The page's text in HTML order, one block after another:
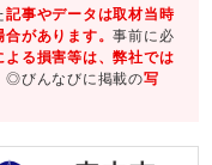
記事やデータは取材当時
合があります。事前に必
よる損害等は、弊社では
◎びんなびに掲載の写